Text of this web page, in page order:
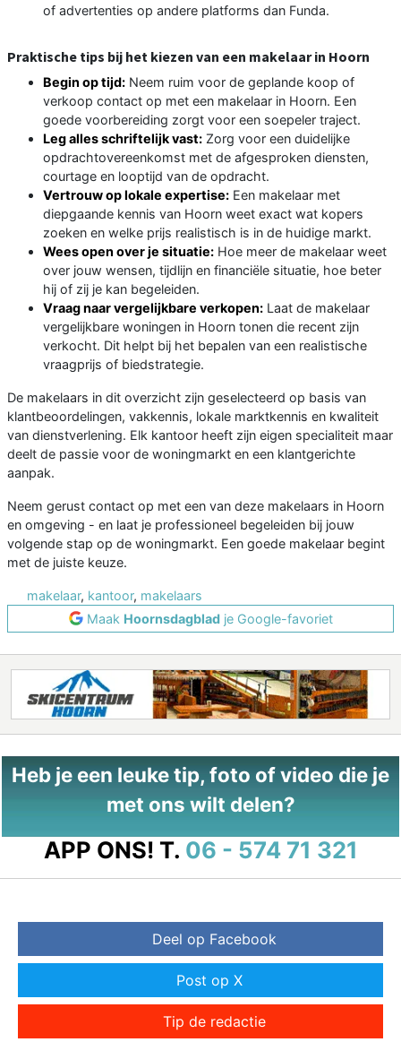
of advertenties op andere platforms dan Funda.
Praktische tips bij het kiezen van een makelaar in Hoorn
Begin op tijd: Neem ruim voor de geplande koop of
verkoop contact op met een makelaar in Hoorn. Een
goede voorbereiding zorgt voor een soepeler traject.
Leg alles schriftelijk vast: Zorg voor een duidelijke
opdrachtovereenkomst met de afgesproken diensten,
courtage en looptijd van de opdracht.
Vertrouw op lokale expertise: Een makelaar met
diepgaande kennis van Hoorn weet exact wat kopers
zoeken en welke prijs realistisch is in de huidige markt.
Wees open over je situatie: Hoe meer de makelaar weet
over jouw wensen, tijdlijn en financiële situatie, hoe beter
hij of zij je kan begeleiden.
Vraag naar vergelijkbare verkopen: Laat de makelaar
vergelijkbare woningen in Hoorn tonen die recent zijn
verkocht. Dit helpt bij het bepalen van een realistische
vraagprijs of biedstrategie.
De makelaars in dit overzicht zijn geselecteerd op basis van
klantbeoordelingen, vakkennis, lokale marktkennis en kwaliteit
van dienstverlening. Elk kantoor heeft zijn eigen specialiteit maar
deelt de passie voor de woningmarkt en een klantgerichte
aanpak.
Neem gerust contact op met een van deze makelaars in Hoorn
en omgeving - en laat je professioneel begeleiden bij jouw
volgende stap op de woningmarkt. Een goede makelaar begint
met de juiste keuze.
makelaar, kantoor, makelaars
Maak Hoornsdagbladje Google-favoriet
Heb je een leuke tip, foto of video die je
met ons wilt delen?
APP ONS! T. 06 - 574 71 321
Deel op Facebook
Post op X
Tip de redactie